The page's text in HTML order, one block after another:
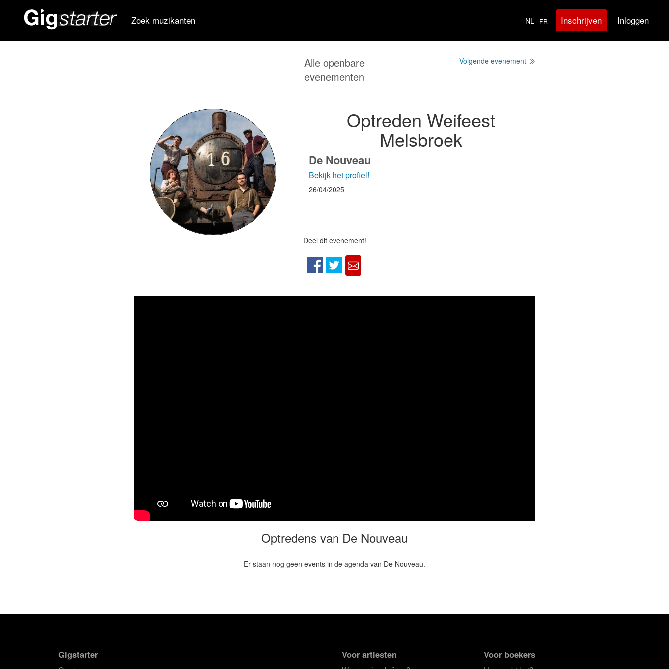
Zoek muzikanten NL | FR Inschrijven Inloggen
Alle openbare
evenementen
Volgende evenement
Optreden Weifeest
Melsbroek
De Nouveau
Bekijk het profiel!
26/04/2025
Deel dit evenement!
Optredens van De Nouveau
Er staan nog geen events in de agenda van De Nouveau.
Voor artiesten Voor boekers
Gigstarter